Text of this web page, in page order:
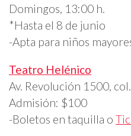
Domingos, 13:00 h.
*Hasta el 8 de junio
-Apta para niños
Teatro Helénico
Av. Revolución 1500,
Admisión: $100
-Boletos en taquilla o